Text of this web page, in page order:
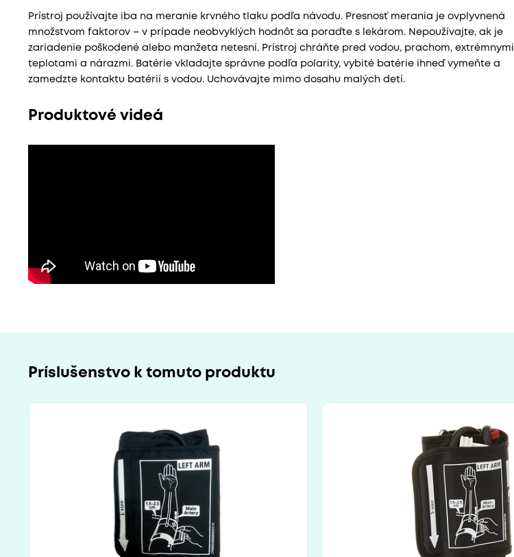
Prístroj používajte iba na meranie krvného tlaku podľa návodu. Presnosť merania je ovplyvnená
množstvom faktorov – v prípade neobvyklých hodnôt sa poraďte s lekárom. Nepoužívajte, ak je
zariadenie poškodené alebo manžeta netesní. Prístroj chráňte pred vodou, prachom, extrémnymi
teplotami a nárazmi. Batérie vkladajte správne podľa polarity, vybité batérie ihneď vymeňte a
zamedzte kontaktu batérií s vodou. Uchovávajte mimo dosahu malých detí.
Produktové videá
Príslušenstvo k tomuto produktu